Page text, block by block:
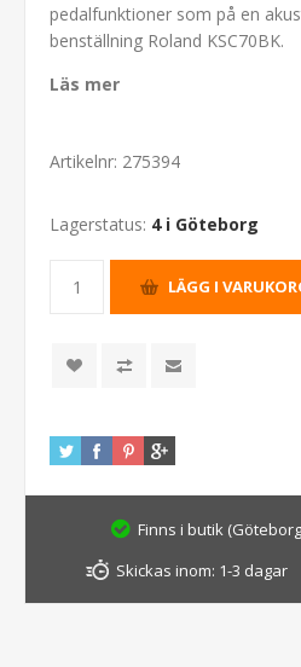
pedalfunktioner som på en
benställning Roland KSC70BK.
Läs mer
Artikelnr: 275394
Lagerstatus: 4 i Göteborg
Finns i butik
Skickas inom: 1-3 dagar